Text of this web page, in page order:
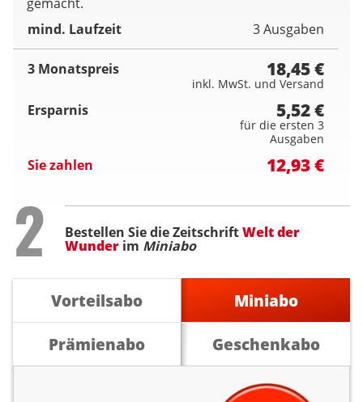
mind. Laufzeit
3 Ausgaben
3 Monatspreis 18,45 €
inkl. MwSt. und Versand
Ersparnis 5,52 €
für die ersten 3
Ausgaben
Sie zahlen 12,93 €
Step
2 Bestellen Sie die ZeitschriftWelt der
Wunder im Miniabo
Vorteilsabo
Miniabo
Prämienabo
Geschenkabo